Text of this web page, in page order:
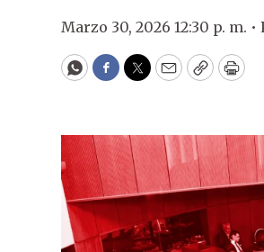
Marzo 30, 2026 12:30 p. m. •
WhatsApp
Facebook
Twitter
EmailCopyPrint